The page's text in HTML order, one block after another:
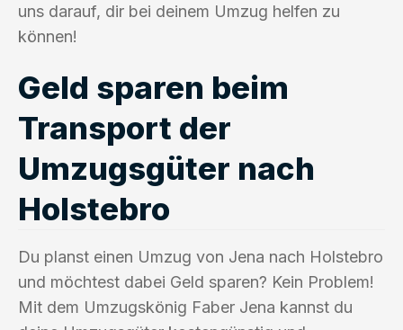
uns darauf, dir bei deinem Umzug helfen zu
können!
Geld sparen beim
Transport der
Umzugsgüter nach
Holstebro
Du planst einen Umzug von Jena nach Holstebro
und möchtest dabei Geld sparen? Kein Problem!
Mit dem Umzugskönig Faber Jena kannst du